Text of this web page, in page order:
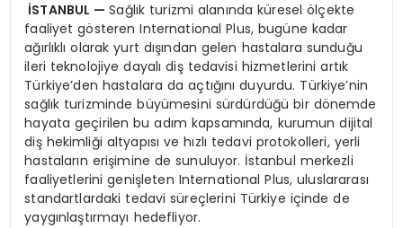
İSTANBUL —Sağlık turizmi alanında küresel ölçekte
faaliyet gösteren International Plus, bugüne kadar
ağırlıklı olarak yurt dışından gelen hastalara sunduğu
ileri teknolojiye dayalı diş tedavisi hizmetlerini artık
Türkiye’den hastalara da açtığını duyurdu. Türkiye’nin
sağlık turizminde büyümesini sürdürdüğü bir dönemde
hayata geçirilen bu adım kapsamında, kurumun dijital
diş hekimliği altyapısı ve hızlı tedavi protokolleri, yerli
hastaların erişimine de sunuluyor. İstanbul merkezli
faaliyetlerini genişleten International Plus, uluslararası
standartlardaki tedavi süreçlerini Türkiye içinde de
yaygınlaştırmayı hedefliyor.